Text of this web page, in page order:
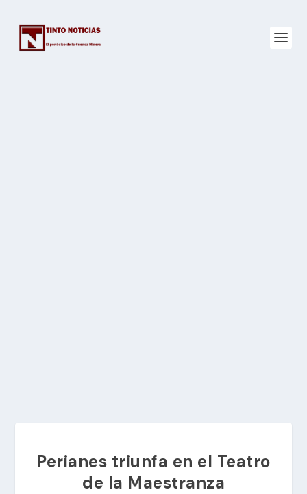
Perianes triunfa en el Teatro
de la Maestranza